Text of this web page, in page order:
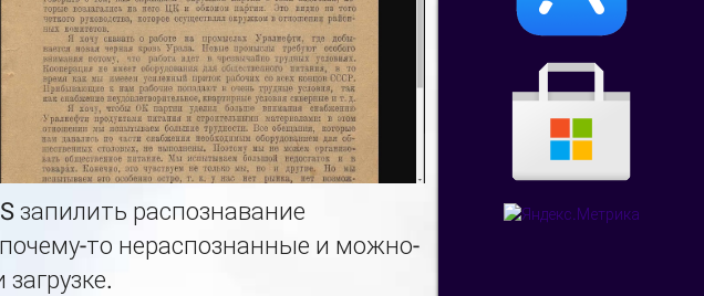
запилить распознавание
то нераспознанные и можно-